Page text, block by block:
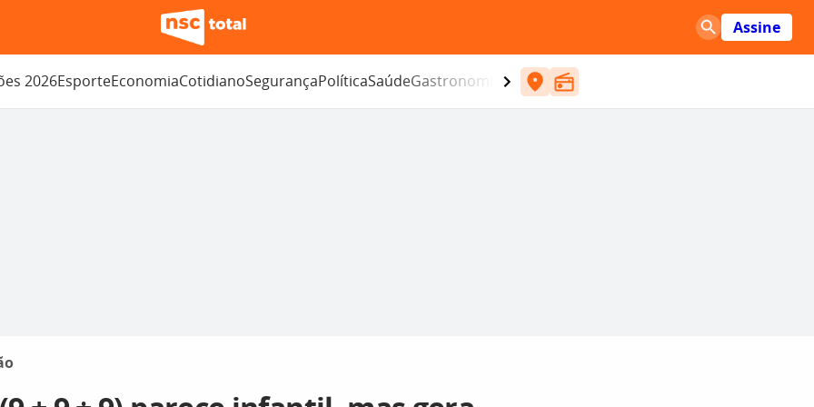
Assine
2026EsporteEconomiaCotidianoSegurançaPolíticaSaúdeGastronomia Entretenimento